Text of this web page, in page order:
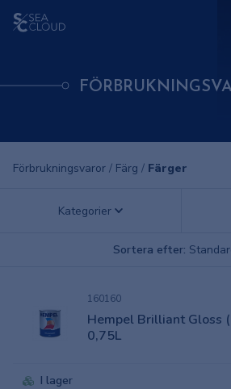
Förbrukningsvaror / Färg / Färger
Kategorier
Sortera efter:
160160
Hempel Brilliant Gloss
0,75L
I lager